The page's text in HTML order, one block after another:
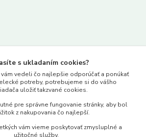
obchod.sk
s ukladaním cookies?
vedeli čo najlepšie odporúčať a ponúkať
potreby, potrebujeme si do vášho
uložiť takzvané cookies.
pre správne fungovanie stránky, aby bol
z nakupovania čo najlepší.
vám vieme poskytovať zmysluplné a
užitočné služby.